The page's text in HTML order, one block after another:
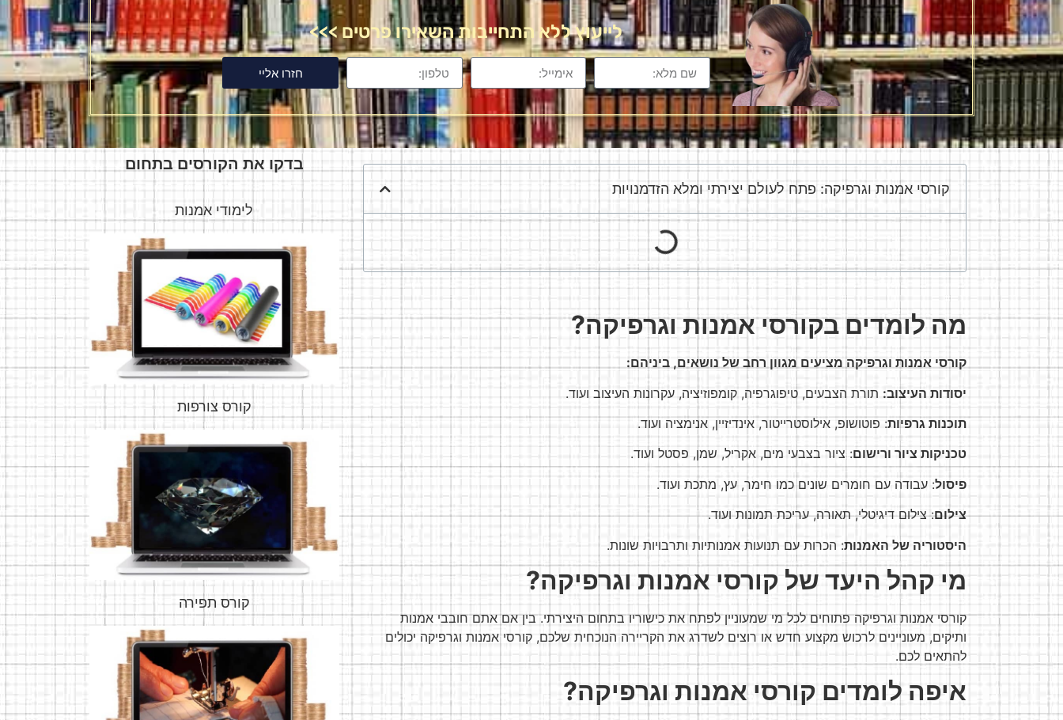
לייעוץ ללא התחייבות השאירו פרטים >>>
חזרו אליי
קורסי אמנות וגרפיקה: פתח לעולם יצירתי ומלא הזדמנויות
מה לומדים בקורסי אמנות וגרפיקה?
קורסי אמנות וגרפיקה מציעים מגוון רחב של נושאים, ביניהם:
יסודות העיצוב: תורת הצבעים, טיפוגרפיה, קומפוזיציה, עקרונות העיצוב ועוד.
תוכנות גרפיות: פוטושופ, אילוסטרייטור, אינדיזיין, אנימציה ועוד.
טכניקות ציור ורישום: ציור בצבעי מים, אקריל, שמן, פסטל ועוד.
פיסול: עבודה עם חומרים שונים כמו חימר, עץ, מתכת ועוד.
צילום: צילום דיגיטלי, תאורה, עריכת תמונות ועוד.
היסטוריה של האמנות: הכרות עם תנועות אמנותיות ותרבויות שונות.
מי קהל היעד של קורסי אמנות וגרפיקה?
קורסי אמנות וגרפיקה פתוחים לכל מי שמעוניין לפתח את כישוריו בתחום היצירתי. בין אם אתם חובבי אמנות
ותיקים, מעוניינים לרכוש מקצוע חדש או רוצים לשדרג את הקריירה הנוכחית שלכם, קורסי אמנות וגרפיקה יכולים
להתאים לכם.
איפה לומדים קורסי אמנות וגרפיקה?
בדקו את הקורסים בתחום
לימודי אמנות
קורס צורפות
קורס תפירה